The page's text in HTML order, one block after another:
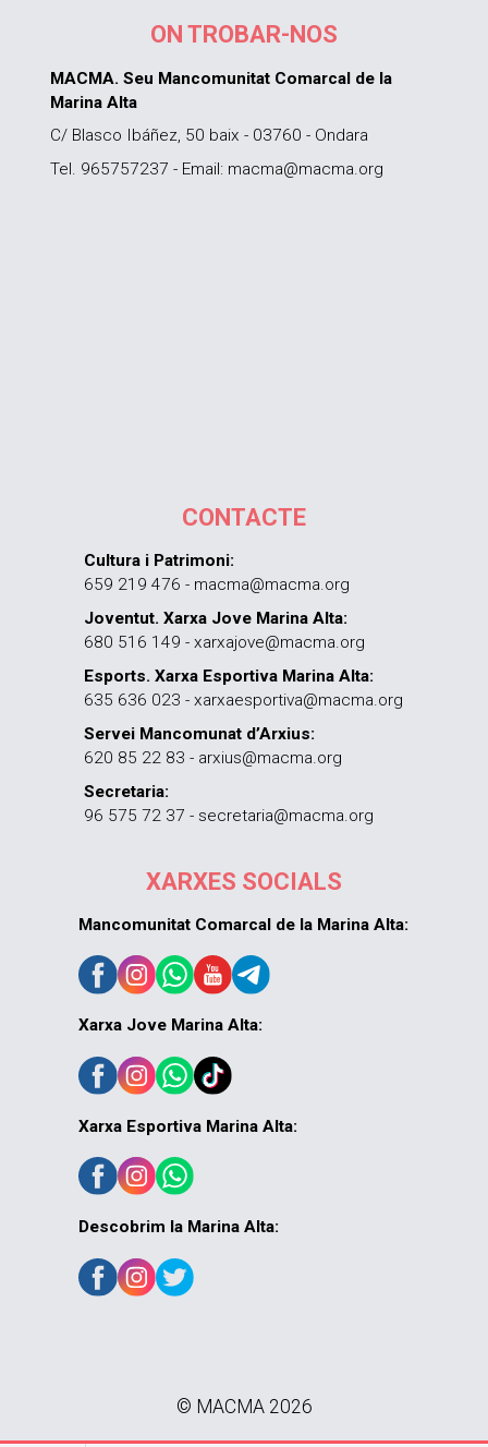
ON TROBAR-NOS
MACMA. Seu Mancomunitat Comarcal de la
Marina Alta
C/ Blasco Ibáñez, 50 baix - 03760 - Ondara
Tel. 965757237 - Email: macma@macma.org
CONTACTE
Cultura i Patrimoni:
659 219 476 - macma@macma.org
Joventut. Xarxa Jove Marina Alta:
680 516 149 - xarxajove@macma.org
Esports. Xarxa Esportiva Marina Alta:
635 636 023 - xarxaesportiva@macma.org
Servei Mancomunat d’Arxius:
620 85 22 83 - arxius@macma.org
Secretaria:
96 575 72 37 - secretaria@macma.org
XARXES SOCIALS
Mancomunitat Comarcal de la Marina Alta:
Xarxa Jove Marina Alta:
Xarxa Esportiva Marina Alta:
Descobrim la Marina Alta:
© MACMA 2026